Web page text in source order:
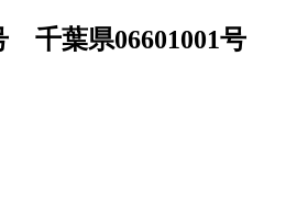
千葉県06601001号